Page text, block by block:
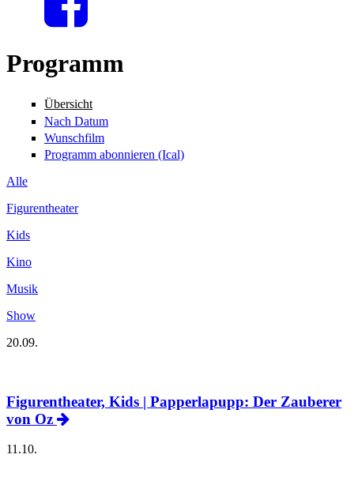
Programm
Übersicht
Nach Datum
Wunschfilm
Programm abonnieren (Ical)
Alle
Figurentheater
Kids
Kino
Musik
Show
20.09.
Figurentheater, Kids | Papperlapupp: Der Zauberer
von Oz
11.10.